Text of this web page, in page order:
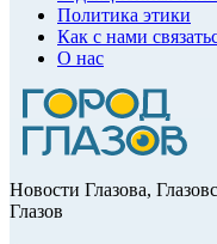
Политика этики
Как с нами
О нас
Новости Глазова,
Глазов